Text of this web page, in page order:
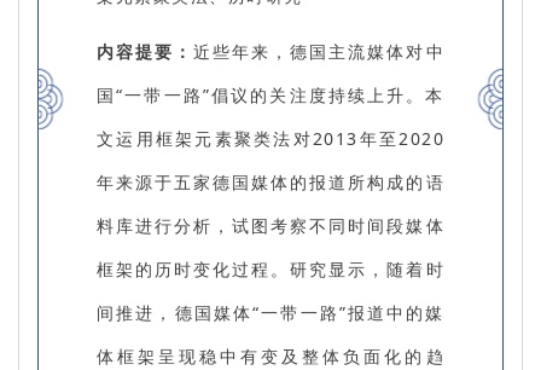
内容提要：近些年来，德国主流媒体对中
国“一带一路”倡议的关注度持续上升。本
文运用框架元素聚类法对2013年至2020
年来源于五家德国媒体的报道所构成的语
料库进行分析，试图考察不同时间段媒体
框架的历时变化过程。研究显示，随着时
间推进，德国媒体“一带一路”报道中的媒
体框架呈现稳中有变及整体负面化的趋